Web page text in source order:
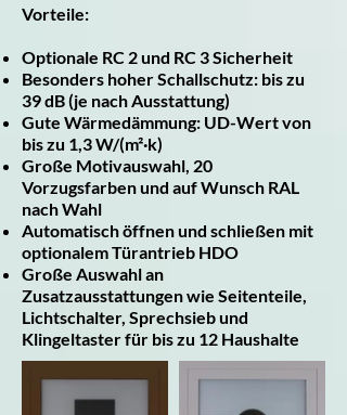
Vorteile:
Optionale RC 2 und RC 3 Sicherheit
Besonders hoher Schallschutz: bis zu
39 dB (je nach Ausstattung)
Gute Wärmedämmung: UD-Wert von
bis zu 1,3 W/(m²·k)
Große Motivauswahl, 20
Vorzugsfarben und auf Wunsch RAL
nach Wahl
Automatisch öffnen und schließen mit
optionalem Türantrieb HDO
Große Auswahl an
Zusatzausstattungen wie Seitenteile,
Lichtschalter, Sprechsieb und
Klingeltaster für bis zu 12 Haushalte